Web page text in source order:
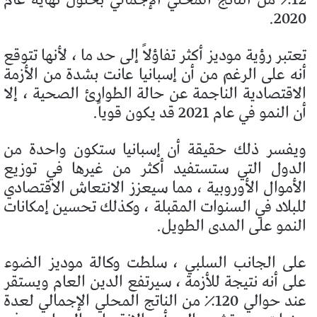
2020.
تعتبر رؤية موديز أكثر تفاؤلاً إلى حد ما ، لأنها تتوقع
أنه على الرغم من أن إسبانيا عانت بشدة من الأزمة
الاقتصادية الناجمة عن حالة الطوارئ الصحية ، إلا
أن النمو في عام 2021 قد يكون قوياً.
ويفسر ذلك حقيقة أن إسبانيا ستكون واحدة من
الدول التي ستستفيد أكثر من غيرها في توزيع
الأموال الأوروبية ، مما سيعزز الانتعاش الاقتصادي
للبلاد في السنوات المقبلة ، وكذلك تحسين إمكانات
النمو على المدى الطويل.
على الجانب السلبي ، سلطت وكالة موديز الضوء
على أنه نتيجة للأزمة ، سيرتفع الدين العام ويستقر
عند حوالي 120٪ من الناتج المحلي الإجمالي لعدة